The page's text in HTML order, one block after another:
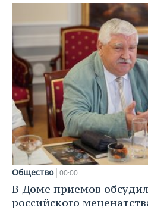
Общество 00:00
В Доме приемов
российского